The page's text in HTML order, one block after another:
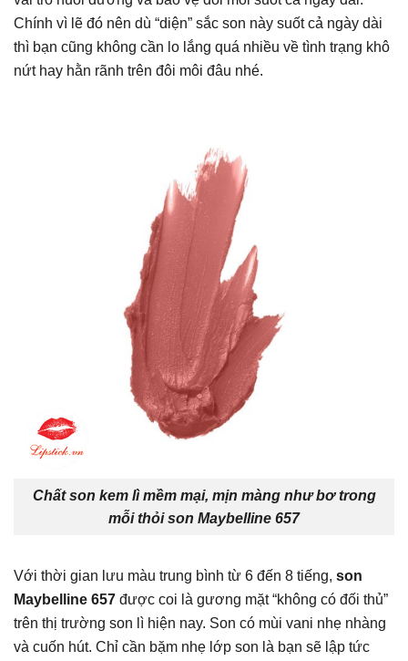
Chính vì lẽ đó nên dù “diện” sắc son này suốt cả ngày dài
thì bạn cũng không cần lo lắng quá nhiều về tình trạng khô
nứt hay hằn rãnh trên đôi môi đâu nhé.
Chất son kem lì mềm mại, mịn màng như bơ trong
mỗi thỏi son Maybelline 657
Với thời gian lưu màu trung bình từ 6 đến 8 tiếng, son
Maybelline 657 được coi là gương mặt “không có đối thủ”
trên thị trường son lì hiện nay. Son có mùi vani nhẹ nhàng
và cuốn hút. Chỉ cần bặm nhẹ lớp son là bạn sẽ lập tức